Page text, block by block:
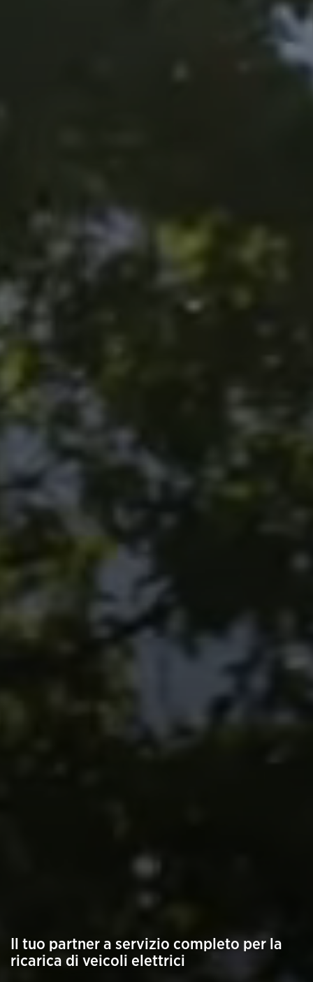
Il tuo partner a servizio completo per la
ricarica di veicoli elettrici